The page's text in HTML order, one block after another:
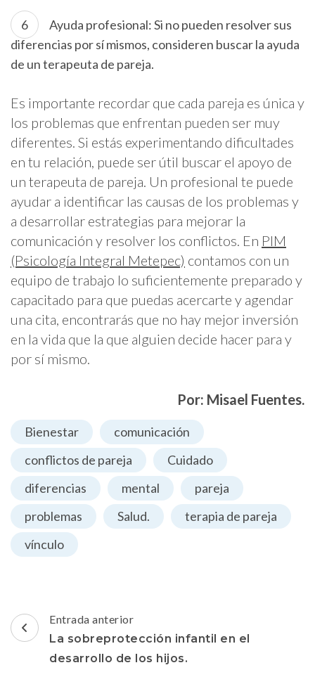
Ayuda profesional: Si no pueden resolver sus
diferencias por sí mismos, consideren buscar la ayuda
de un terapeuta de pareja.
Es importante recordar que cada pareja es única y
los problemas que enfrentan pueden ser muy
diferentes. Si estás experimentando dificultades
en tu relación, puede ser útil buscar el apoyo de
un terapeuta de pareja. Un profesional te puede
ayudar a identificar las causas de los problemas y
a desarrollar estrategias para mejorar la
comunicación y resolver los conflictos. En PIM
(Psicología Integral Metepec) contamos con un
equipo de trabajo lo suficientemente preparado y
capacitado para que puedas acercarte y agendar
una cita, encontrarás que no hay mejor inversión
en la vida que la que alguien decide hacer para y
por sí mismo.
Por: Misael Fuentes.
Bienestar
comunicación
conflictos de pareja
Cuidado
diferencias
mental
pareja
problemas
Salud.
terapia de pareja
vínculo
Navegación
de
entradas
Entrada anterior
La sobreprotección infantil en el
desarrollo de los hijos.